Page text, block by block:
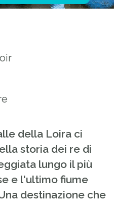
della Loira ci
storia dei re di
lungo il più
e l'ultimo fiume
destinazione che